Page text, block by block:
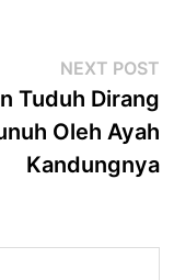
NEXT POST
Tuduh Dirang
Oleh Ayah
Kandungnya